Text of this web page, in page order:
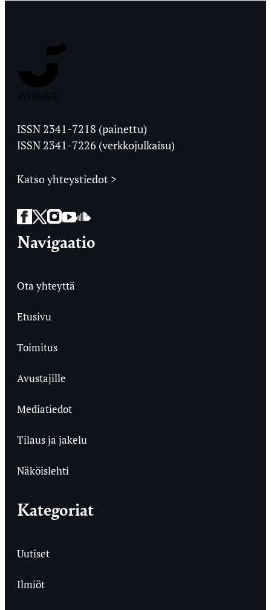
Ylioppilaslehti
ISSN 2341-7218 (painettu)
ISSN 2341-7226 (verkkojulkaisu)
Katso yhteystiedot >
Facebook
Twitter
Instagram
YouTube
SoundCloud
Navigaatio
Ota yhteyttä
Etusivu
Toimitus
Avustajille
Mediatiedot
Tilaus ja jakelu
Näköislehti
Kategoriat
Uutiset
Ilmiöt